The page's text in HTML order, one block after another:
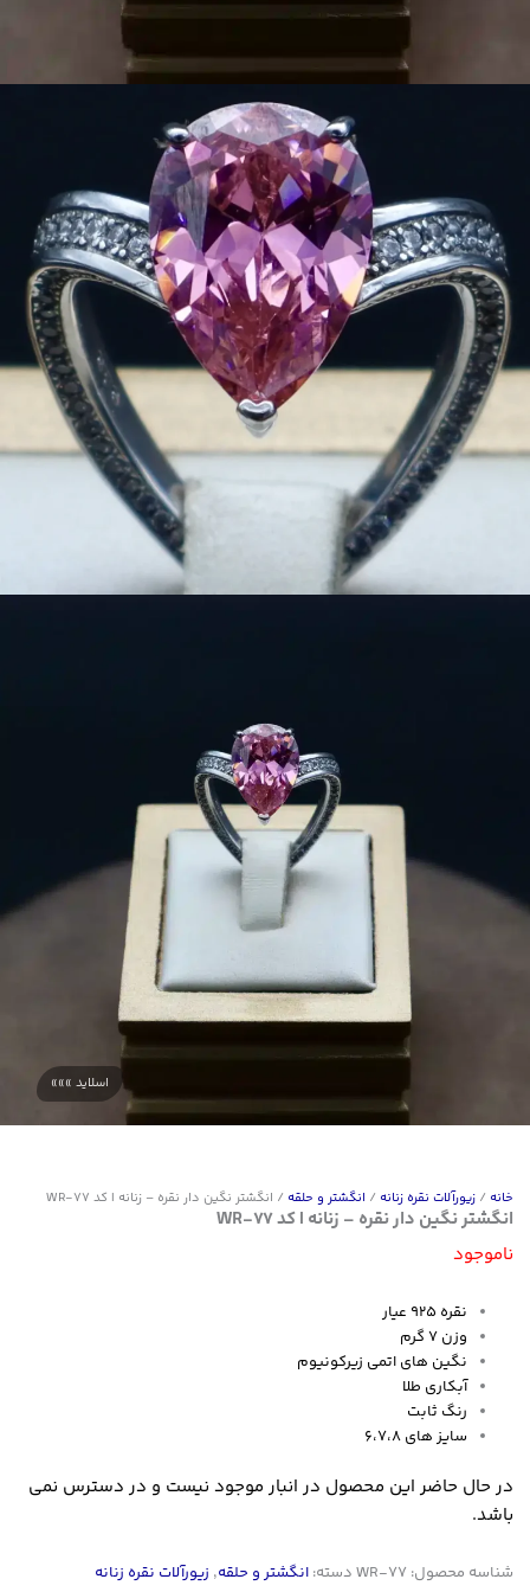
خانه / زیورآلات نقره زنانه / انگشتر و حلقه / انگشتر نگین دار نقره – زنانه | کد WR-77
انگشتر نگین دار نقره – زنانه | کد WR-77
ناموجود
نقره ۹۲۵ عیار
وزن ۷ گرم
نگین های اتمی زیرکونیوم
آبکاری طلا
رنگ ثابت
سایز های ۶،۷،۸
در حال حاضر این محصول در انبار موجود نیست و در دسترس نمی
باشد.
شناسه محصول: WR-77 دسته: انگشتر و حلقه, زیورآلات نقره زنانه